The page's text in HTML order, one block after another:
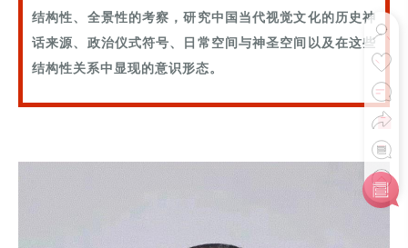
结构性、全景性的考察，研究中国当代视觉文化的历史神
话来源、政治仪式符号、日常空间与神圣空间以及在这些
结构性关系中显现的意识形态。